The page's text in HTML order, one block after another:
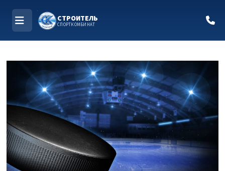
содержимому
МЕНЮ
СТРОИТЕЛЬ
СПОРТКОМБИНАТ